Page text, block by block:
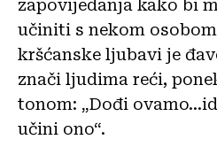
zapovijedanja kako bi
učiniti s nekom
kršćanske ljubavi je
znači ljudima reći,
tonom: „Dođi
učini ono“.